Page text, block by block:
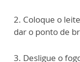
2. Coloque o
dar o ponto de
3. Desligue o